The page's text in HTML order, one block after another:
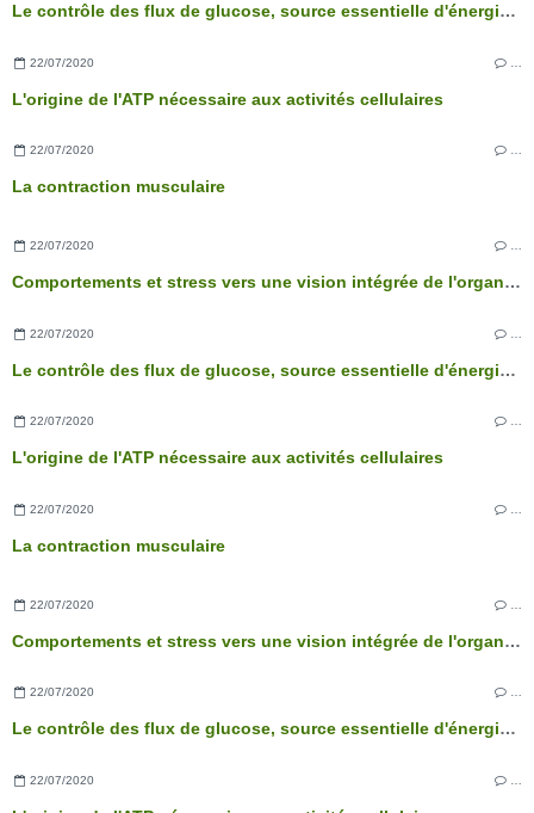
Le contrôle des flux de glucose, source essentielle d'énergie des cellules
22/07/2020
L'origine de l'ATP nécessaire aux activités cellulaires
22/07/2020 …
La contraction musculaire
22/07/2020
Comportements et stress vers une vision intégrée de l'organisme
22/07/2020
Le contrôle des flux de glucose, source essentielle d'énergie des cellules
22/07/2020 …
L'origine de l'ATP nécessaire aux activités cellulaires
22/07/2020
La contraction musculaire
22/07/2020
Comportements et stress vers une vision intégrée de l'organisme
22/07/2020
Le contrôle des flux de glucose, source essentielle d'énergie des cellules
22/07/2020